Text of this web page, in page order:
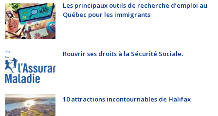
Les principaux outils de recherche d’emploi au
Québec pour les immigrants
Rouvrir ses droits à la Sécurité Sociale.
10 attractions incontournables de Halifax